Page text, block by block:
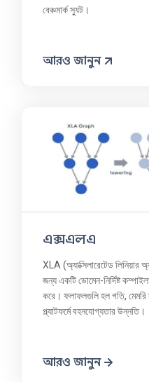
বেঞ্চমার্ক স্যুট।
আরও জানুন
এক্সএলএ
XLA (অ্যাক্সিলারেটেড লিনিয়ার
জন্য একটি ডোমেন-নির্দিষ্ট
করে। ফলাফলগুলি হল গতি, মেমরি
প্ল্যাটফর্মে বহনযোগ্যতার উন্নতি।
আরও জানুন